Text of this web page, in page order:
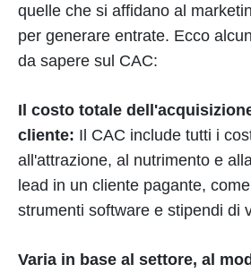
quelle che si affidano al
per generare entrate. Ecco
da sapere sul CAC:
Il costo totale
cliente: Il CAC include tutti i
all'attrazione, al nutrimento e
lead in un cliente pagante,
strumenti software e stipendi di
Varia in base al settore, al